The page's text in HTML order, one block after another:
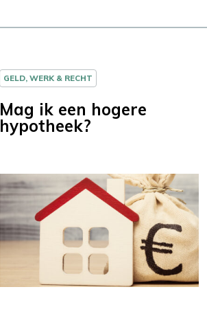
GELD, WERK & RECHT
Mag ik een hogere
hypotheek?